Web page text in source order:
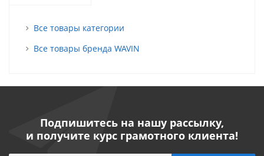
Все товары категории
Все товары бренда WAVIN
Подпишитесь на нашу рассылку,
и получите курс грамотного клиента!